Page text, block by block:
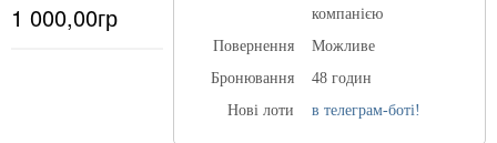
1 000,00гр
компанією
Повернення
Можливе
Бронювання
48 годин
Нові лоти
в телеграм-боті!